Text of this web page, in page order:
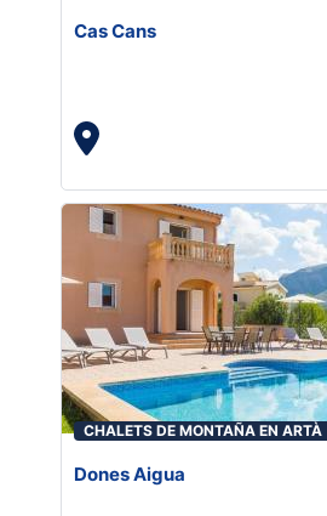
Cas Cans
CHALETS DE MONTAÑA EN ARTÀ
Dones Aigua